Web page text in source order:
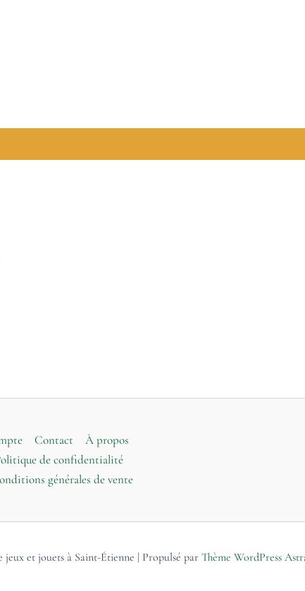
Contact
À propos
de confidentialité
générales de vente
et jouets à Saint-Étienne | Propulsé par Thème WordPress